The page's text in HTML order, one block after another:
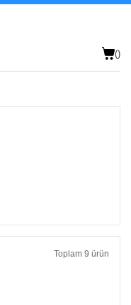
()
Toplam 9 ürün